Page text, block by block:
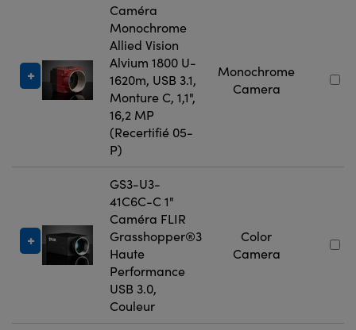
Caméra
Monochrome
Allied Vision
Alvium 1800 U-
1620m, USB 3.1,
Monture C, 1,1",
16,2 MP
(Recertifié 05-
P)
Monochrome
Camera
GS3-U3-
41C6C-C 1"
Caméra FLIR
Grasshopper®3
Haute
Performance
USB 3.0,
Couleur
Color
Camera